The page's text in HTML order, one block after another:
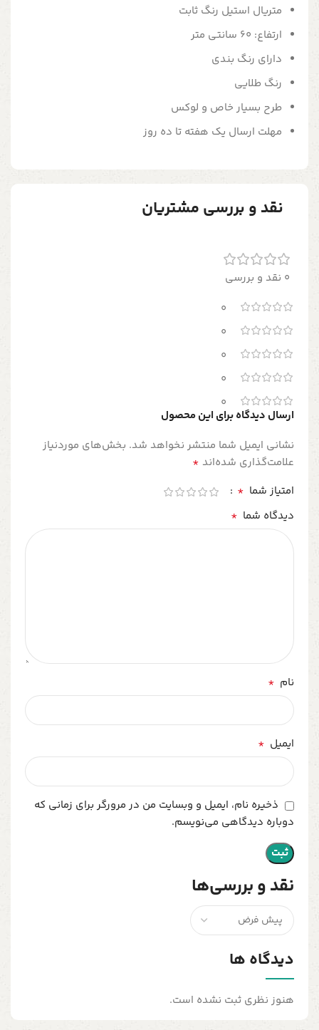
متریال استیل رنگ ثابت
ارتفاع: 60 سانتی متر
دارای رنگ بندی
رنگ طلایی
طرح بسیار خاص و لوکس
مهلت ارسال یک هفته تا ده روز
نقد و بررسی مشتریان
0 نقد و بررسی
0
0
0
0
0
نقد و بررسی‌ها
دیدگاه ها
هنوز نظری ثبت نشده است.
ارسال دیدگاه برای این محصول
نشانی ایمیل شما منتشر نخواهد شد. بخش‌های موردنیاز
علامت‌گذاری شده‌اند *
امتیاز شما *
دیدگاه شما *
نام *
ایمیل *
ذخیره نام، ایمیل و وبسایت من در مرورگر برای زمانی که
دوباره دیدگاهی می‌نویسم.